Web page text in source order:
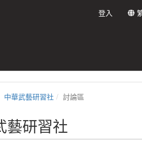
登入
中華武藝研習社 討論區
藝研習社